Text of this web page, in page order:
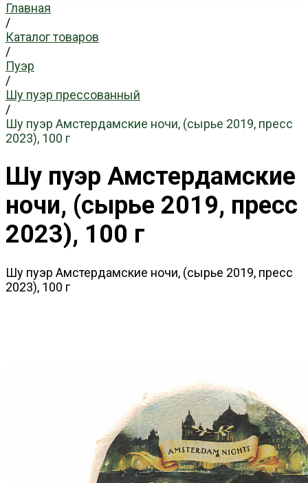
Главная
/
Каталог товаров
/
Пуэр
/
Шу пуэр прессованный
/
Шу пуэр Амстердамские ночи, (сырье 2019, пресс
2023), 100 г
Шу пуэр Амстердамские
ночи, (сырье 2019, пресс
2023), 100 г
Шу пуэр Амстердамские ночи, (сырье 2019, пресс
2023), 100 г